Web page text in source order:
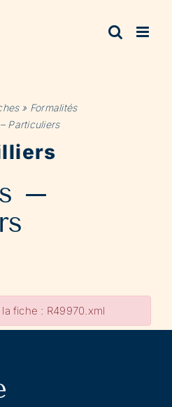
» Formalités
Particuliers
–
fiche : R49970.xml